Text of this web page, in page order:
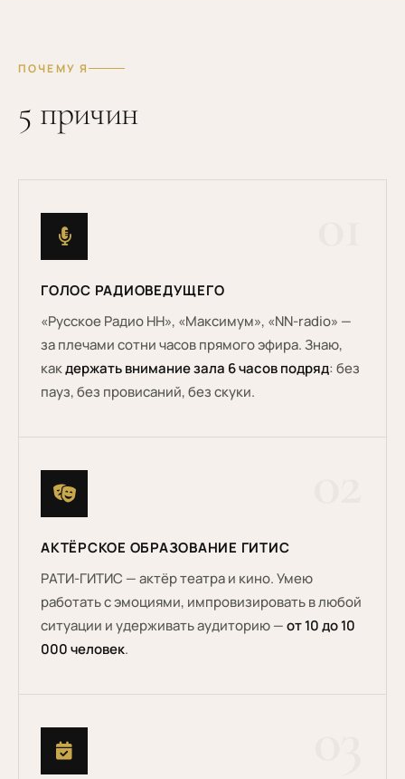
ПОЧЕМУ Я
5 причин
ГОЛОС РАДИОВЕДУЩЕГО
«Русское Радио НН», «Максимум», «NN-radio» —
за плечами сотни часов прямого эфира. Знаю,
какдержать внимание зала 6 часов подряд: без
пауз, без провисаний, без скуки.
АКТЁРСКОЕ ОБРАЗОВАНИЕ ГИТИС
РАТИ-ГИТИС — актёр театра и кино. Умею
работать с эмоциями, импровизировать в любой
ситуации и удерживать аудиторию —от 10 до 10
000 человек.